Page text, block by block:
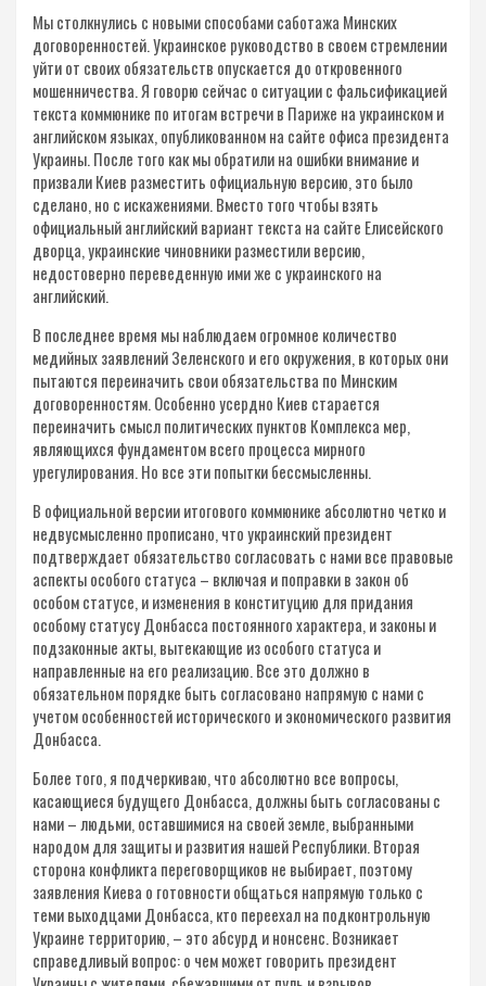
Мы столкнулись с новыми способами саботажа Минских
договоренностей. Украинское руководство в своем стремлении
уйти от своих обязательств опускается до откровенного
мошенничества. Я говорю сейчас о ситуации с фальсификацией
текста коммюнике по итогам встречи в Париже на украинском и
английском языках, опубликованном на сайте офиса президента
Украины. После того как мы обратили на ошибки внимание и
призвали Киев разместить официальную версию, это было
сделано, но с искажениями. Вместо того чтобы взять
официальный английский вариант текста на сайте Елисейского
дворца, украинские чиновники разместили версию,
недостоверно переведенную ими же с украинского на
английский.
В последнее время мы наблюдаем огромное количество
медийных заявлений Зеленского и его окружения, в которых они
пытаются переиначить свои обязательства по Минским
договоренностям. Особенно усердно Киев старается
переиначить смысл политических пунктов Комплекса мер,
являющихся фундаментом всего процесса мирного
урегулирования. Но все эти попытки бессмысленны.
В официальной версии итогового коммюнике абсолютно четко и
недвусмысленно прописано, что украинский президент
подтверждает обязательство согласовать с нами все правовые
аспекты особого статуса – включая и поправки в закон об
особом статусе, и изменения в конституцию для придания
особому статусу Донбасса постоянного характера, и законы и
подзаконные акты, вытекающие из особого статуса и
направленные на его реализацию. Все это должно в
обязательном порядке быть согласовано напрямую с нами с
учетом особенностей исторического и экономического развития
Донбасса.
Более того, я подчеркиваю, что абсолютно все вопросы,
касающиеся будущего Донбасса, должны быть согласованы с
нами – людьми, оставшимися на своей земле, выбранными
народом для защиты и развития нашей Республики. Вторая
сторона конфликта переговорщиков не выбирает, поэтому
заявления Киева о готовности общаться напрямую только с
теми выходцами Донбасса, кто переехал на подконтрольную
Украине территорию, – это абсурд и нонсенс. Возникает
справедливый вопрос: о чем может говорить президент